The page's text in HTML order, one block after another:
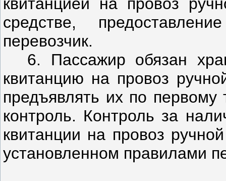
квитанцией на провоз
средстве,
перевозчик.
6. Пассажир обязан
квитанцию на провоз
предъявлять их по
контроль. Контроль за
квитанции на провоз
установленном правилами